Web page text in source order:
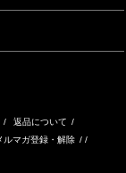
/ 返品について /
ルマガ登録・解除 / /